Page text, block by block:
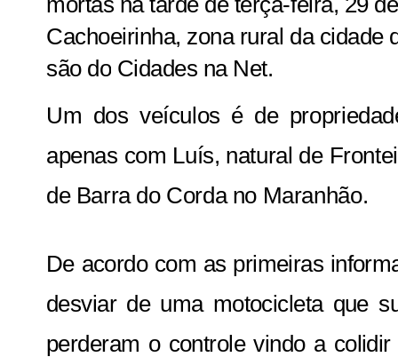
Cachoeirinha, zona rural da cidade
são do Cidades na Net.
Um dos veículos é de
apenas com Luís, natural de
de Barra do Corda no Maranhão.
De acordo com as primeiras
desviar de uma motocicleta que
perderam o controle vindo a